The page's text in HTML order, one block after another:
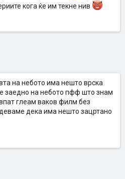
Yer gok askшто во превод
И појма немам каква Љубов до
умре Јусуф а некни во
и Хава. Без веза !!
кога ќе им текне нив
на небото има нешто врска
заедно на небото пфф што знам
глеам ваков филм без
дека има нешто зацртано